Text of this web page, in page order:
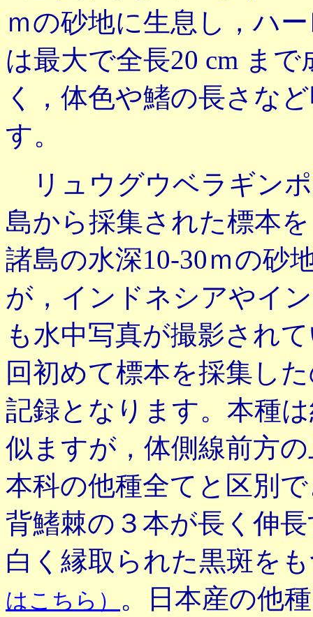
ｍの砂地に生息し，ハ
は最大で全長20 cm ま
く，体色や鰭の長さな
す。
リュウグウベラギン
島から採集された標本
諸島の水深10-30ｍの砂
が，インドネシアやイ
も水中写真が撮影され
回初めて標本を採集し
記録となります。本種
似ますが，体側線前方
本科の他種全てと区別
背鰭棘の３本が長く伸
白く縁取られた黒斑を
はこちら）
。日本産の他